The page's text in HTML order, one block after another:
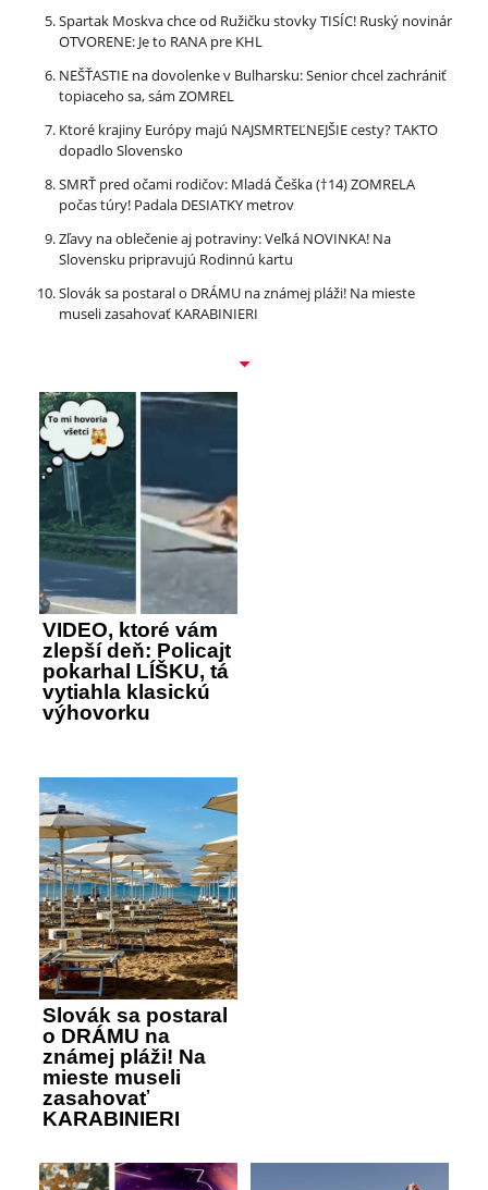
Spartak Moskva chce od Ružičku stovky TISÍC! Ruský novinár
OTVORENE: Je to RANA pre KHL
NEŠŤASTIE na dovolenke v Bulharsku: Senior chcel zachrániť
topiaceho sa, sám ZOMREL
Ktoré krajiny Európy majú NAJSMRTEĽNEJŠIE cesty? TAKTO
dopadlo Slovensko
SMRŤ pred očami rodičov: Mladá Češka (†14) ZOMRELA
počas túry! Padala DESIATKY metrov
Zľavy na oblečenie aj potraviny: Veľká NOVINKA! Na
Slovensku pripravujú Rodinnú kartu
Slovák sa postaral o DRÁMU na známej pláži! Na mieste
museli zasahovať KARABINIERI
VIDEO, ktoré vám
zlepší deň: Policajt
pokarhal LÍŠKU, tá
vytiahla klasickú
výhovorku
Slovák sa postaral
o DRÁMU na
známej pláži! Na
mieste museli
zasahovať
KARABINIERI